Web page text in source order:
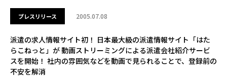
プレスリリース 2005.07.08
派遣の求人情報サイト初！ 日本最大級の派遣情報サイト「はた
らこねっと」が 動画ストリーミングによる派遣会社紹介サービ
スを開始！ 社内の雰囲気などを動画で見られることで、登録前の
不安を解消